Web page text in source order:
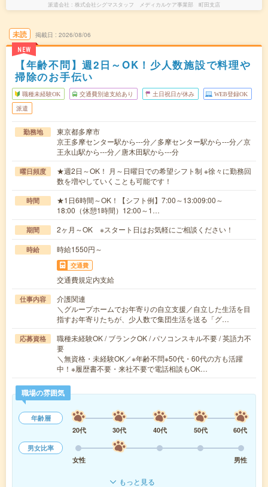
派遣会社 株式会社シグマスタッフ メディカルケア事業部 町田支店
未読
NEW
掲載日 2026/08/06
【年齢不問】週2日～OK！少人数施設で料理や
掃除のお手伝い
職種未経験OK 交通費別途支給あり 土日祝日が休み WEB登録OK
派遣
勤務地
東京都多摩市
京王多摩センター駅から---分／多摩センター駅から---分／京
王永山駅から---分／唐木田駅から---分
曜日頻度
★週2日～OK！ 月～日曜日での希望シフト制 ※徐々に勤務回
数を増やしていくことも可能です！
時間
★1日6時間～OK！【シフト例】7:00～13:009:00～
18:00（休憩1時間）12:00～1…
期間 2ヶ月～OK ※スタート日はお気軽にご相談ください！
時給 時給1550円～
交通費
交通費規定内支給
仕事内容
介護関連
＼グループホームでお年寄りの自立支援／自立した生活を目
指すお年寄りたちが、少人数で集団生活を送る「グ…
応募資格
職種未経験OK / ブランクOK / パソコンスキル不要 / 英語力不
要
＼無資格・未経験OK／※年齢不問※50代・60代の方も活躍
中！※履歴書不要・来社不要で電話相談もOK…
職場の雰囲気
年齢層
20代
30代 40代 50代
60代
男女比率
女性
男性
もっと見る